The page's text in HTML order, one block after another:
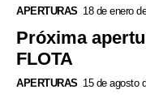
APERTURAS 18 de enero
Próxima
FLOTA
APERTURAS 15 de agosto